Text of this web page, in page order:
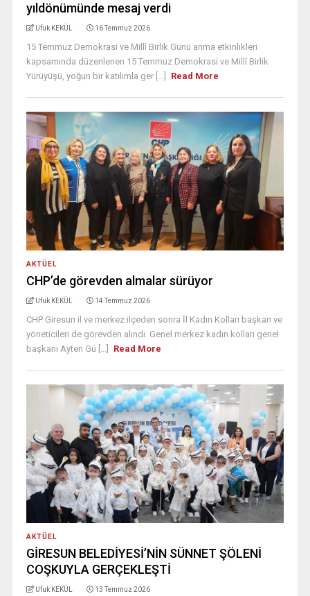
yıldönümünde mesaj verdi
Ufuk KEKÜL 16 Temmuz 2026
15 Temmuz Demokrasi ve Millî Birlik Günü anma etkinlikleri
kapsamında düzenlenen 15 Temmuz Demokrasi ve Millî Birlik
Yürüyüşü, yoğun bir katılımla ger [...]
Read More
AKTÜEL
CHP’de görevden almalar sürüyor
Ufuk KEKÜL 14 Temmuz 2026
CHP Giresun il ve merkez ilçeden sonra İl Kadın Kolları başkan ve
yöneticileri de görevden alındı. Genel merkez kadın kolları genel
başkanı Ayten Gü [...]
Read More
AKTÜEL
GİRESUN BELEDİYESİ’NİN SÜNNET ŞÖLENİ
COŞKUYLA GERÇEKLEŞTİ
Ufuk KEKÜL 13 Temmuz 2026